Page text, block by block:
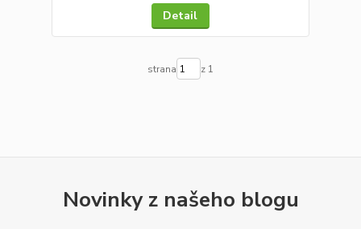
Detail
strana z 1
Novinky z našeho blogu